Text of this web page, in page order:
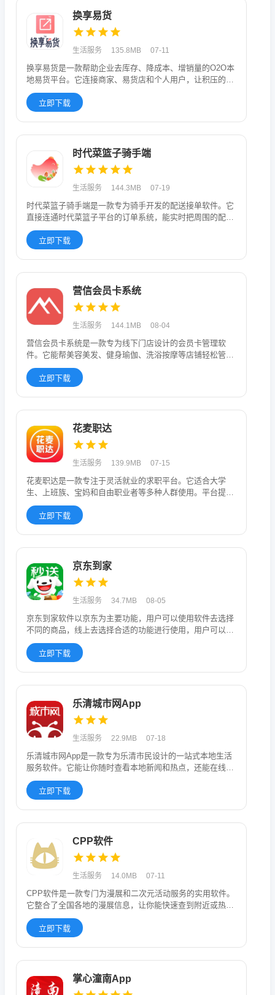
换享易货
生活服务 135.8MB 07-11
换享易货是一款帮助企业去库存、降成本、增销量的O2O本
地易货平台。它连接商家、易货店和个人用户，让积压的库
存能像钱一样花
立即下载
时代菜篮子骑手端
生活服务 144.3MB 07-19
时代菜篮子骑手端是一款专为骑手开发的配送接单软件。它
直接连通时代菜篮子平台的订单系统，能实时把周围的配送
订单推送到你手机
立即下载
营信会员卡系统
生活服务 144.1MB 08-04
营信会员卡系统是一款专为线下门店设计的会员卡管理软
件。它能帮美容美发、健身瑜伽、洗浴按摩等店铺轻松管理
会员信息和各种会员
立即下载
花麦职达
生活服务 139.9MB 07-15
花麦职达是一款专注于灵活就业的求职平台。它适合大学
生、上班族、宝妈和自由职业者等多种人群使用。平台提供
了非常多的岗位类型
立即下载
京东到家
生活服务 34.7MB 08-05
京东到家软件以京东为主要功能，用户可以使用软件去选择
不同的商品，线上去选择合适的功能进行使用，用户可以选
择合适的配送方式
立即下载
乐清城市网App
生活服务 22.9MB 07-18
乐清城市网App是一款专为乐清市民设计的一站式本地生活
服务软件。它能让你随时查看本地新闻和热点，还能在线办
理很多生活琐事
立即下载
CPP软件
生活服务 14.0MB 07-11
CPP软件是一款专门为漫展和二次元活动服务的实用软件。
它整合了全国各地的漫展信息，让你能快速查到附近或热门
的展会。你可以
立即下载
掌心潼南App